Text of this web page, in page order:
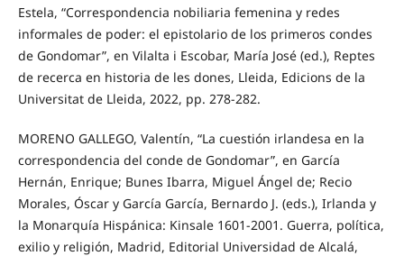
Estela, “Correspondencia nobiliaria femenina y redes
informales de poder: el epistolario de los primeros condes
de Gondomar”, en Vilalta i Escobar, María José (ed.), Reptes
de recerca en historia de les dones, Lleida, Edicions de la
Universitat de Lleida, 2022, pp. 278-282.
MORENO GALLEGO, Valentín, “La cuestión irlandesa en la
correspondencia del conde de Gondomar”, en García
Hernán, Enrique; Bunes Ibarra, Miguel Ángel de; Recio
Morales, Óscar y García García, Bernardo J. (eds.), Irlanda y
la Monarquía Hispánica: Kinsale 1601-2001. Guerra, política,
exilio y religión, Madrid, Editorial Universidad de Alcalá,